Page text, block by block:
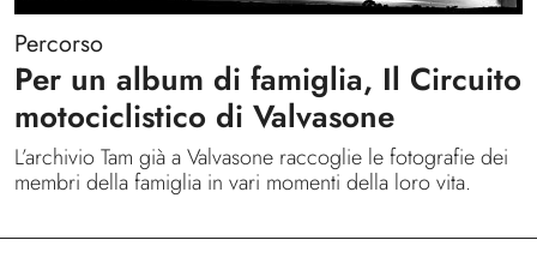
Percorso
Per un album di famiglia, Il Circuito
motociclistico di Valvasone
L’archivio Tam già a Valvasone raccoglie le fotografie dei
membri della famiglia in vari momenti della loro vita.